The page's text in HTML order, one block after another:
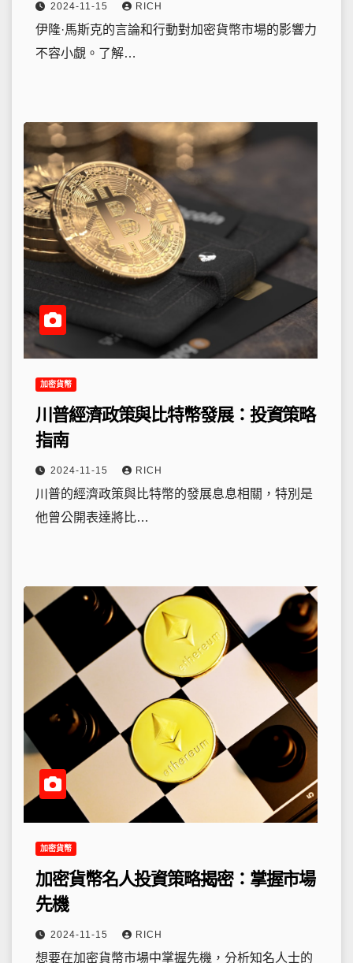
2024-11-15 RICH
伊隆·馬斯克的言論和行動對加密貨幣市場的影響力
不容小覷。了解…
加密貨幣
川普經濟政策與比特幣發展：投資策略
指南
2024-11-15 RICH
川普的經濟政策與比特幣的發展息息相關，特別是
他曾公開表達將比…
加密貨幣
加密貨幣名人投資策略揭密：掌握市場
先機
2024-11-15 RICH
想要在加密貨幣市場中掌握先機，分析知名人士的